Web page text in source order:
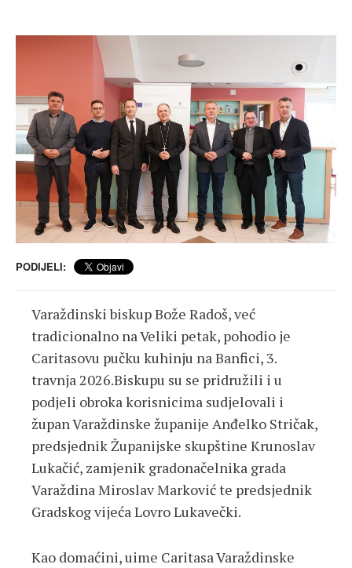
PODIJELI:
Varaždinski biskup Bože Radoš, već
tradicionalno na Veliki petak, pohodio je
Caritasovu pučku kuhinju na Banfici, 3.
travnja 2026.Biskupu su se pridružili i u
podjeli obroka korisnicima sudjelovali i
župan Varaždinske županije Anđelko Stričak,
predsjednik Županijske skupštine Krunoslav
Lukačić, zamjenik gradonačelnika grada
Varaždina Miroslav Marković te predsjednik
Gradskog vijeća Lovro Lukavečki.
Kao domaćini, uime Caritasa Varaždinske